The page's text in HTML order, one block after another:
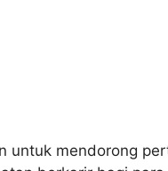
untuk mendorong